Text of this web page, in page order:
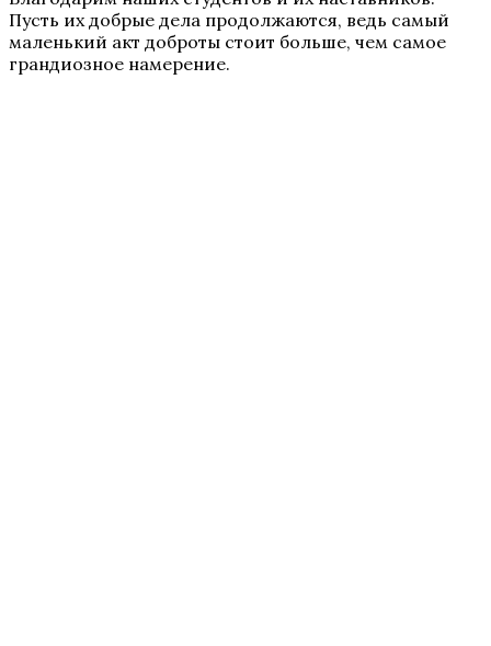
Пусть их добрые дела продолжаются, ведь самый
маленький акт доброты стоит больше, чем самое
грандиозное намерение.